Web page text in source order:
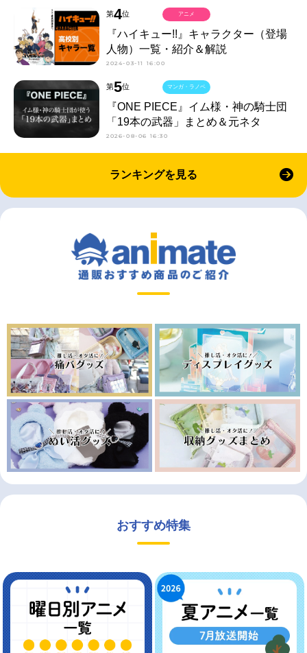
第4位
『ハイキュー!!』キャラクター（登場
人物）一覧・紹介＆解説
2024-03-11 16:00
アニメ
第5位
『ONE PIECE』イム様・神の騎士団
「19本の武器」まとめ＆元ネタ
2026-08-06 16:30
マンガ・ラノベ
ランキングを見る
おすすめ特集